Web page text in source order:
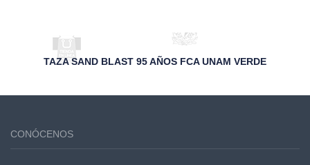
TAZA SAND BLAST 95 AÑOS FCA UNAM VERDE
CONÓCENOS